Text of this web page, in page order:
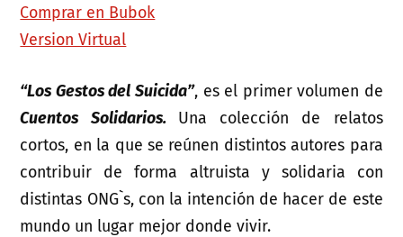
Comprar en Bubok
Version Virtual
“Los Gestos del Suicida”, es el primer volumen de
Cuentos Solidarios. Una colección de relatos
cortos, en la que se reúnen distintos autores para
contribuir de forma altruista y solidaria con
distintas ONG`s, con la intención de hacer de este
mundo un lugar mejor donde vivir.